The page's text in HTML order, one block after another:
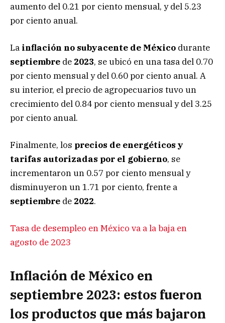
aumento del 0.21 por ciento mensual, y del 5.23
por ciento anual.
La inflación no subyacente de México durante
septiembre de 2023, se ubicó en una tasa del 0.70
por ciento mensual y del 0.60 por ciento anual. A
su interior, el precio de agropecuarios tuvo un
crecimiento del 0.84 por ciento mensual y del 3.25
por ciento anual.
Finalmente, los precios de energéticos y
tarifas autorizadas por el gobierno, se
incrementaron un 0.57 por ciento mensual y
disminuyeron un 1.71 por ciento, frente a
septiembre de 2022.
Tasa de desempleo en México va a la baja en
agosto de 2023
Inflación de México en
septiembre 2023: estos fueron
los productos que más bajaron